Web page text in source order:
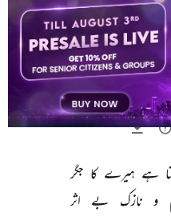
شوخ نہیں ہے
دل میں مری بات
ہے ہیرے کا جگر
و نازک بے اثر